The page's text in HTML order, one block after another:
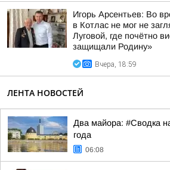
Игорь Арсентьев: Во
в Котлас не мог не
Луговой, где почётно
защищали Родину»
Вчера, 18:59
ЛЕНТА НОВОСТЕЙ
Два майора: #Сводка
года
06:08